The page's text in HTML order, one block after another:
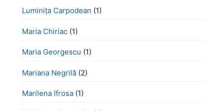
Luminița Carpodean (1)
Maria Chiriac (1)
Maria Georgescu (1)
Mariana Negrilă (2)
Marilena Ifrosa (1)